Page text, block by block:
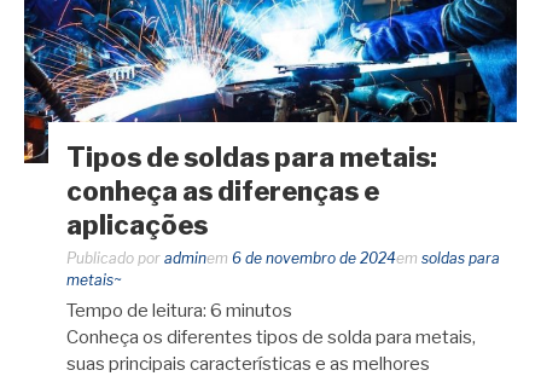
Tipos de soldas para metais:
conheça as diferenças e
aplicações
Publicado por adminem 6 de novembro de 2024em soldas para
metais~
Tempo de leitura: 6 minutos
Conheça os diferentes tipos de solda para metais,
suas principais características e as melhores